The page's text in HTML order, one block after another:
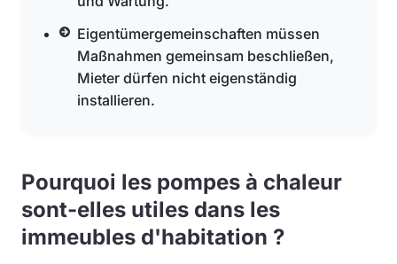
Eigentümergemeinschaften müssen
Maßnahmen gemeinsam beschließen,
Mieter dürfen nicht eigenständig
installieren.
Pourquoi les pompes à chaleur
sont-elles utiles dans les
immeubles d'habitation ?